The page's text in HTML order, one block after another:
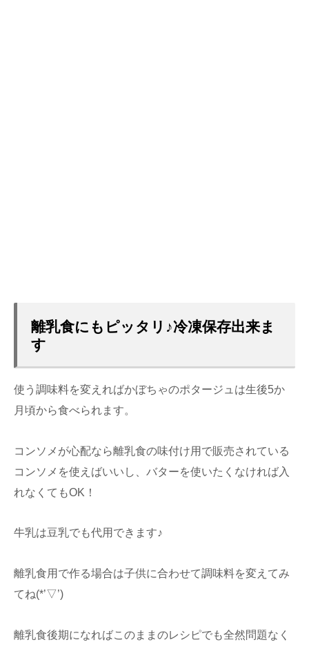
離乳食にもピッタリ♪冷凍保存出来ま
す
使う調味料を変えればかぼちゃのポタージュは生後5か
月頃から食べられます。
コンソメが心配なら離乳食の味付け用で販売されている
コンソメを使えばいいし、バターを使いたくなければ入
れなくてもOK！
牛乳は豆乳でも代用できます♪
離乳食用で作る場合は子供に合わせて調味料を変えてみ
てね(*’▽’)
離乳食後期になればこのままのレシピでも全然問題なく